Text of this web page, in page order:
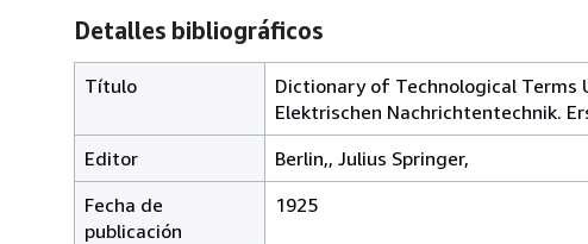
Detalles bibliográficos
Título
Dictionary of Technological Terms
Elektrischen Nachrichtentechnik.
Editor
Berlin,, Julius Springer,
Fecha de
publicación
1925